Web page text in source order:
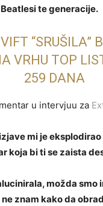
Beatlesi te generacije.
“SRUŠILA”
VRHU TOP
259 DANA
u intervjuu za
mi je
koja bi ti se zaista
možda smo
znam kako da